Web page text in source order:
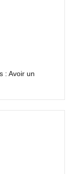
: Avoir un